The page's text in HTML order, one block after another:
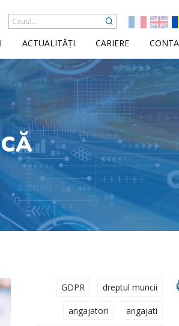
ACTUALITĂȚI CARIERE
GDPR dreptul muncii
angajatori angajati